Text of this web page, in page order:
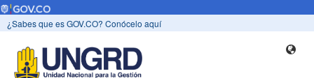
¿Sabes que es GOV.CO? Conócelo aquí